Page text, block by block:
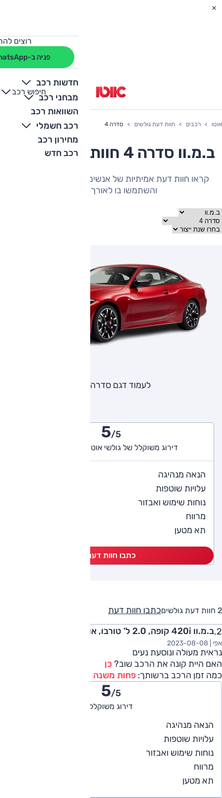
רוצים
פניה ב-WhatsApp
חדשות רכב
מבחני רכב
השוואות רכב
רכב חשמלי
מחירון רכב
רכב חדש
חיפוש רכב
+
-
אוטו רכבים חוות דעת גולשים סדרה 4
ב.מ.וו סדרה 4 חוות דעת גולשים
קראו חוות דעת אמיתיות של אנשים שהיה להם את הרכב
והשתמשו בו לאורך תקופה
לעמוד דגם סדרה 4
5/5
דירוג משוקלל של גולשי אוטו (2 חוות דעת)
הנאה מנהיגה
עלויות שוטפות
נוחות שימוש ואבזור
מרווח
תא מטען
כתבו חוות דעת
2 חוות דעת גולשים כתבו חוות דעת
ב.מ.וו 420i קופה, 2.0 ל' טורבו, אוט', M-Sport 2023
אפי | 2023-08-08
נראית מעולה ונוסעת נעים
האם היית קונה את הרכב שוב? כן
כמה זמן הרכב ברשותך: פחות משנה
5/5
דירוג משוקלל
הנאה מנהיגה
עלויות שוטפות
נוחות שימוש ואבזור
מרווח
תא מטען